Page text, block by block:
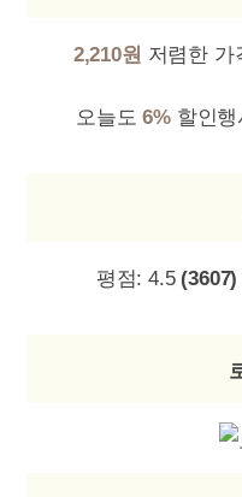
2,210원 저렴한 가
오늘도6%할인행
평점: 4.5 (3607)